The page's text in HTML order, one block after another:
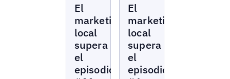
Marketing
Beat
El
marketing
local
supera
el
episodio
Marketing
Beat
El
marketing
local
supera
el
episodio